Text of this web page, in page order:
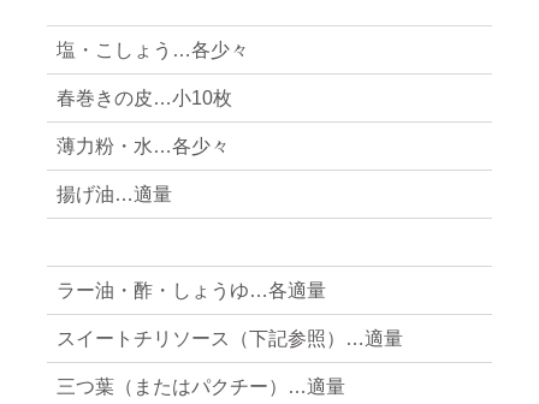
塩・こしょう…各少々
春巻きの皮…小10枚
薄力粉・水…各少々
揚げ油…適量
ラー油・酢・しょうゆ…各適量
スイートチリソース（下記参照）…適量
三つ葉（またはパクチー）…適量